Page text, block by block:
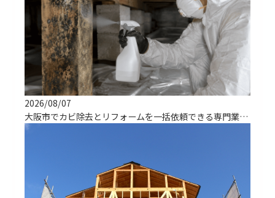
2026/08/07
大阪市でカビ除去とリフォームを一括依頼できる専門業者の選び方